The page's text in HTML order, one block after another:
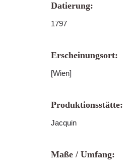
Datierung:
1797
Erscheinungsort:
[Wien]
Produktionsstätte:
Jacquin
Maße / Umfang: